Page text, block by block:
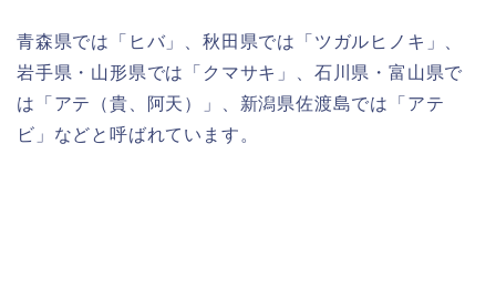
青森県では「ヒバ」、秋田県では「ツガルヒノキ」、
岩手県・山形県では「クマサキ」、石川県・富山県で
は「アテ（貴、阿天）」、新潟県佐渡島では「アテ
ビ」などと呼ばれています。